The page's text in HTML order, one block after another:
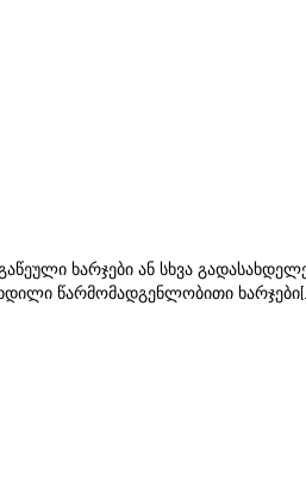
ხარჯები ან სხვა
წარმომადგენლობითი